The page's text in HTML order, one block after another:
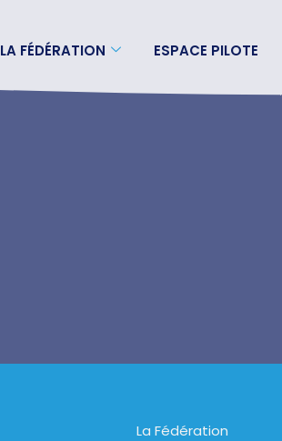
LA FÉDÉRATION ESPACE PILOTE
La Fédération